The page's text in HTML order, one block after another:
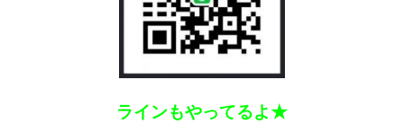
ラインもやってるよ★